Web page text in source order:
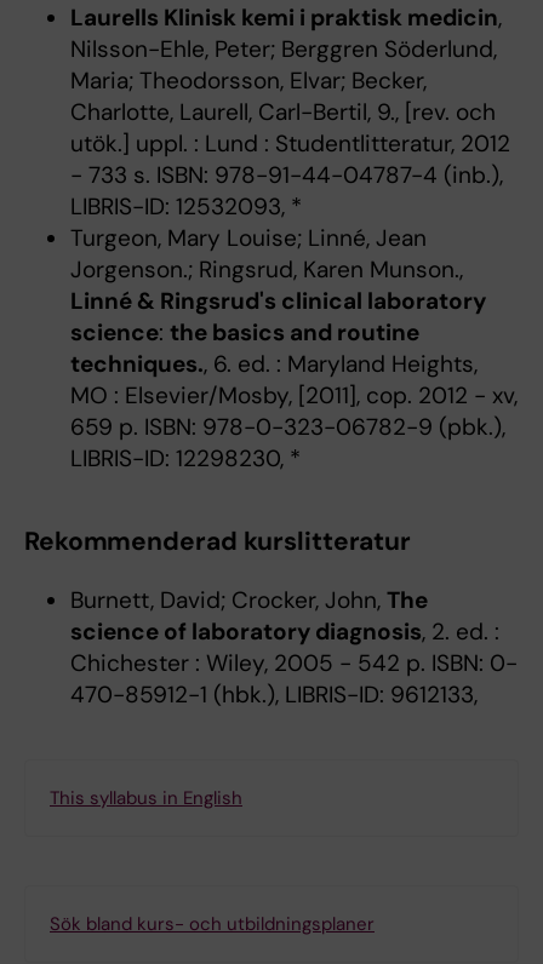
Laurells Klinisk kemi i praktisk medicin,
Nilsson-Ehle, Peter; Berggren Söderlund,
Maria; Theodorsson, Elvar; Becker,
Charlotte, Laurell, Carl-Bertil, 9., [rev. och
utök.] uppl. : Lund : Studentlitteratur, 2012
- 733 s. ISBN: 978-91-44-04787-4 (inb.),
LIBRIS-ID: 12532093, *
Turgeon, Mary Louise; Linné, Jean
Jorgenson.; Ringsrud, Karen Munson.,
Linné & Ringsrud's clinical laboratory
science: the basics and routine
techniques., 6. ed. : Maryland Heights,
MO : Elsevier/Mosby, [2011], cop. 2012 - xv,
659 p. ISBN: 978-0-323-06782-9 (pbk.),
LIBRIS-ID: 12298230, *
Rekommenderad kurslitteratur
Burnett, David; Crocker, John, The
science of laboratory diagnosis, 2. ed. :
Chichester : Wiley, 2005 - 542 p. ISBN: 0-
470-85912-1 (hbk.), LIBRIS-ID: 9612133,
This syllabus in English
Sök bland kurs- och utbildningsplaner